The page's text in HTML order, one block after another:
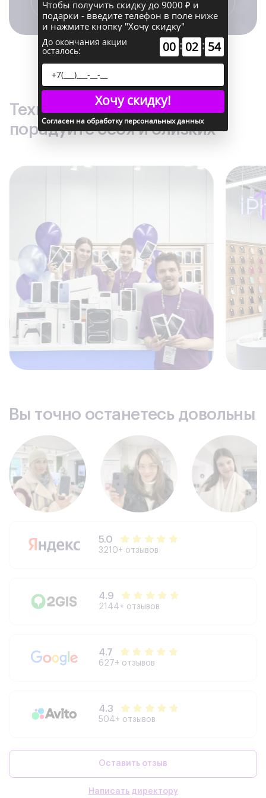
и наслаждаться передовыми технологиями.
Техника по лучшим ценам –
порадуйте себя и близких
Вы точно останетесь довольны
5.0
3210+ отзывов
4.9
2144+ отзывов
4.7
627+ отзывов
4.3
504+ отзывов
Оставить отзыв
Написать директору
Чтобы получить скидку до 9000 ₽ и
подарки - введите телефон в поле ниже
и нажмите кнопку "Хочу скидку"
До окончания акции
осталось: 00 : 02 : 53
Хочу скидку!
Согласен на обработку персональных данных